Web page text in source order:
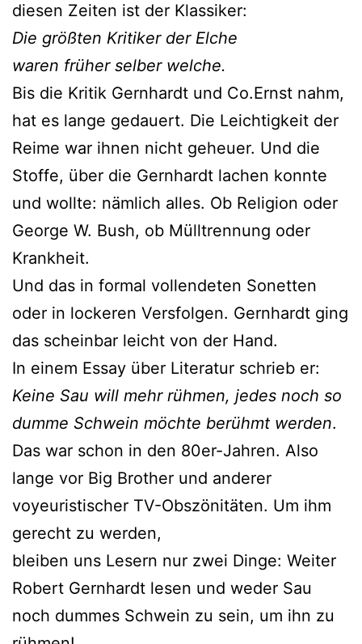
diesen Zeiten ist der Klassiker:
Die größten Kritiker der Elche
waren früher selber welche.
Bis die Kritik Gernhardt und Co.Ernst nahm,
hat es lange gedauert. Die Leichtigkeit der
Reime war ihnen nicht geheuer. Und die
Stoffe, über die Gernhardt lachen konnte
und wollte: nämlich alles. Ob Religion oder
George W. Bush, ob Mülltrennung oder
Krankheit.
Und das in formal vollendeten Sonetten
oder in lockeren Versfolgen. Gernhardt ging
das scheinbar leicht von der Hand.
In einem Essay über Literatur schrieb er:
Keine Sau will mehr rühmen, jedes noch so
dumme Schwein möchte berühmt werden.
Das war schon in den 80er-Jahren. Also
lange vor Big Brother und anderer
voyeuristischer TV-Obszönitäten. Um ihm
gerecht zu werden,
bleiben uns Lesern nur zwei Dinge: Weiter
Robert Gernhardt lesen und weder Sau
noch dummes Schwein zu sein, um ihn zu